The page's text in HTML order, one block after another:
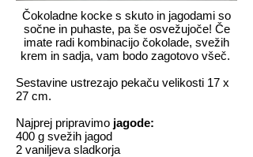
Čokoladne kocke s skuto in jagodami so
sočne in puhaste, pa še osvežujoče! Če
imate radi kombinacijo čokolade, svežih
krem in sadja, vam bodo zagotovo všeč.
Sestavine ustrezajo pekaču velikosti 17 x
27 cm.
Najprej pripravimo jagode:
400 g svežih jagod
2 vaniljeva sladkorja